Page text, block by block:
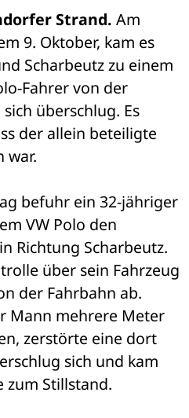
Strand. Am
9. Oktober, kam es
Scharbeutz zu einem
Fahrer von der
überschlug. Es
der allein beteiligte
war.
befuhr ein 32-jähriger
VW Polo den
Richtung Scharbeutz.
über sein Fahrzeug
der Fahrbahn ab.
Mann mehrere Meter
zerstörte eine dort
sich und kam
zum Stillstand.